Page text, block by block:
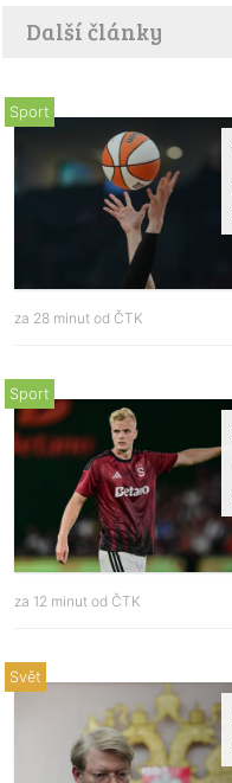
Další články
Sport
za 28 minut od ČTK
Sport
za 12 minut od ČTK
Svět